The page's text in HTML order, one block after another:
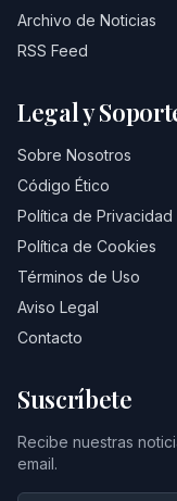
Archivo de Noticias
RSS Feed
Legal y
Sobre Nosotros
Código Ético
Política de Privacidad
Política de Cookies
Términos de Uso
Aviso Legal
Contacto
Suscríbete
Recibe nuestras
email.